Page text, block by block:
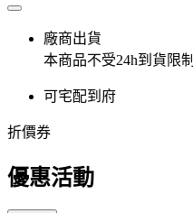
廠商出貨
本商品不受24h到貨限制
可宅配到府
折價券
優惠活動